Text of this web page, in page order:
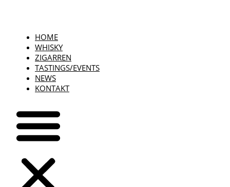
HOME
WHISKY
ZIGARREN
TASTINGS/EVENTS
NEWS
KONTAKT